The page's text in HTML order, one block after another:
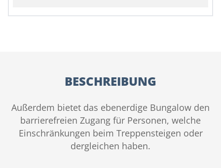
BESCHREIBUNG
Außerdem bietet das ebenerdige Bungalow den
barrierefreien Zugang für Personen, welche
Einschränkungen beim Treppensteigen oder
dergleichen haben.